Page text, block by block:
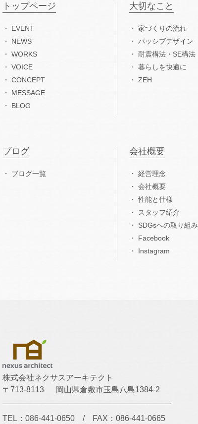
トップページ
EVENT
NEWS
WORKS
VOICE
CONCEPT
MESSAGE
BLOG
大切なこと
家づくりの流れ
パッシブデザイン
耐震構法・SE構法
暮らしを快適に
ZEH
ブログ
ブログ一覧
会社概要
経営理念
会社概要
性能と仕様
スタッフ紹介
SDGsへの取り組み
Facebook
Instagram
株式会社ネクサスアーキテクト
〒713-8113
岡山県倉敷市玉島八島1384-2
TEL：086-441-0650 / FAX：086-441-0665